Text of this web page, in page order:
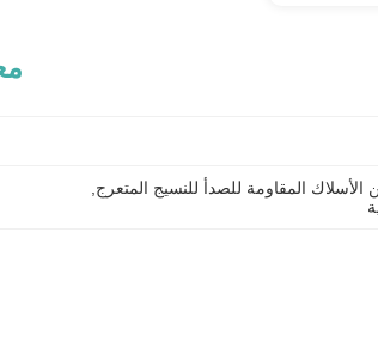
المقاومة للصدأ للنسيج المتعرج